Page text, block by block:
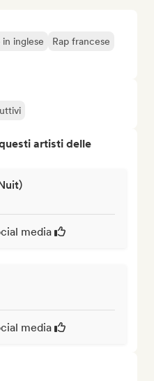
in inglese
Rap francese
artisti delle
media
media